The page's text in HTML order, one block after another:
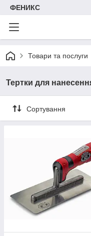
ФЕНИКС
Товари та послуги
Тертки для
Сортування